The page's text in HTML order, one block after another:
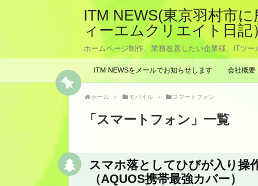
ITM NEWS(東京羽村市
ィーエムクリエイト日記
ホームページ制作、業務改善したい企業様、ITツ
ITM NEWSをメールでお知らせします 会社概要
ホーム モバイル スマートフォン
「 スマートフォン 」 一覧
スマホ落としてひびが入り操
（AQUOS携帯最強カバー）